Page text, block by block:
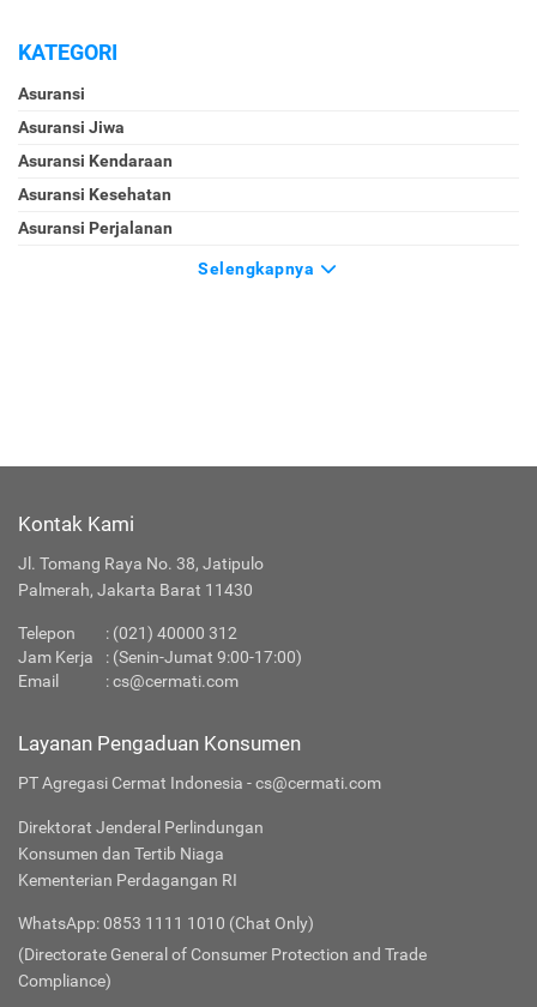
KATEGORI
Asuransi
Asuransi Jiwa
Asuransi Kendaraan
Asuransi Kesehatan
Asuransi Perjalanan
Selengkapnya
Kontak Kami
Jl. Tomang Raya No. 38, Jatipulo
Palmerah, Jakarta Barat 11430
Telepon : (021) 40000 312
Jam Kerja
: (Senin-Jumat 9:00-17:00)
Email
:cs@cermati.com
Layanan Pengaduan Konsumen
PT Agregasi Cermat Indonesia - cs@cermati.com
Direktorat Jenderal Perlindungan
Konsumen dan Tertib Niaga
Kementerian Perdagangan RI
WhatsApp: 0853 1111 1010 (Chat Only)
(Directorate General of Consumer Protection and Trade
Compliance)